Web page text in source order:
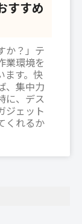
すすめ
か？」テ
業環境を
ます。快
、集中力
に、デス
ジェット
くれるか